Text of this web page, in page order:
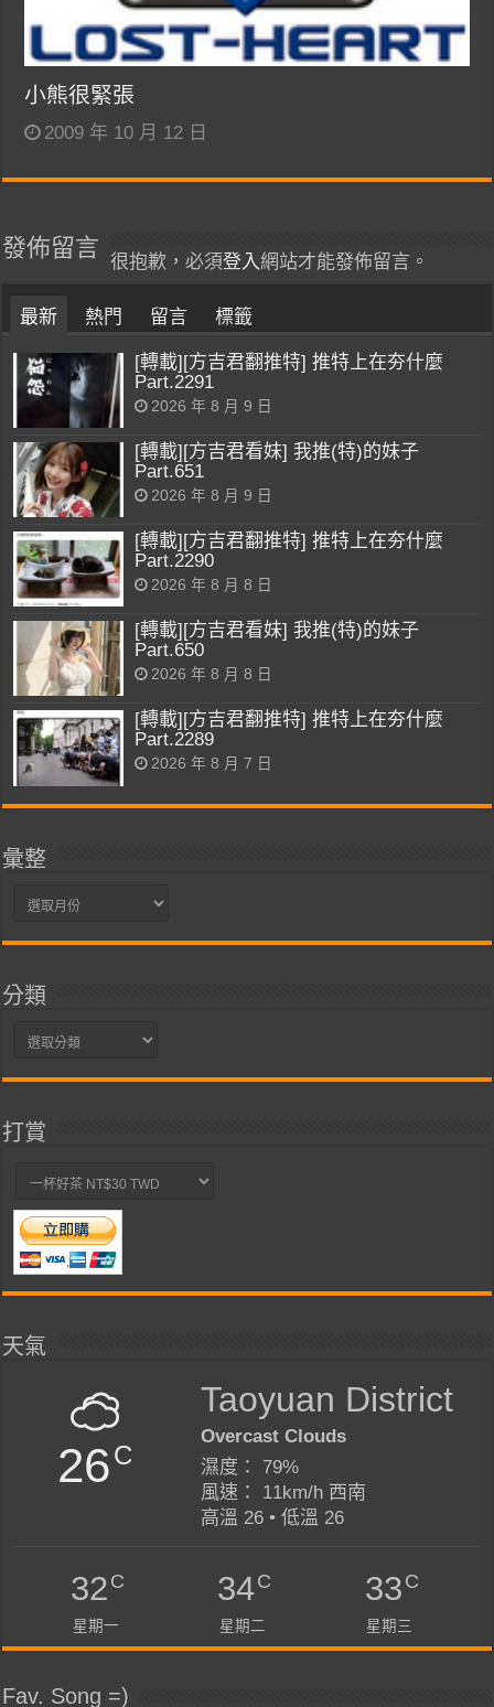
小熊很緊張
2009 年 10 月 12 日
發佈留言
很抱歉，必須登入 網站才能發佈留言。
最新 熱門 留言 標籤
[轉載][方吉君翻推特] 推特上在夯什麼
Part.2291
2026 年 8 月 9 日
[轉載][方吉君看妹] 我推(特)的妹子
Part.651
2026 年 8 月 9 日
[轉載][方吉君翻推特] 推特上在夯什麼
Part.2290
2026 年 8 月 8 日
[轉載][方吉君看妹] 我推(特)的妹子
Part.650
2026 年 8 月 8 日
[轉載][方吉君翻推特] 推特上在夯什麼
Part.2289
2026 年 8 月 7 日
彙整
彙
分類
分
打賞
天氣
26C
Taoyuan District
Overcast Clouds
濕度： 79%
風速： 11km/h 西南
高溫 26 • 低溫 26
32C
星期一
34C
星期二
33C
星期三
Fav. Song =)